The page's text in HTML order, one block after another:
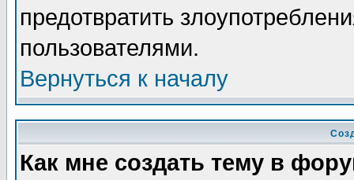
предотвратить
пользователями.
Вернуться к началу
Как мне создать тему в